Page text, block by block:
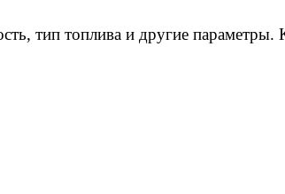
тип топлива и другие параметры.